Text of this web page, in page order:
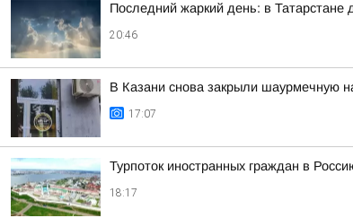
Последний жаркий день: в
20:46
В Казани снова закрыли шаурмечную
17:07
Турпоток иностранных граждан в
18:17